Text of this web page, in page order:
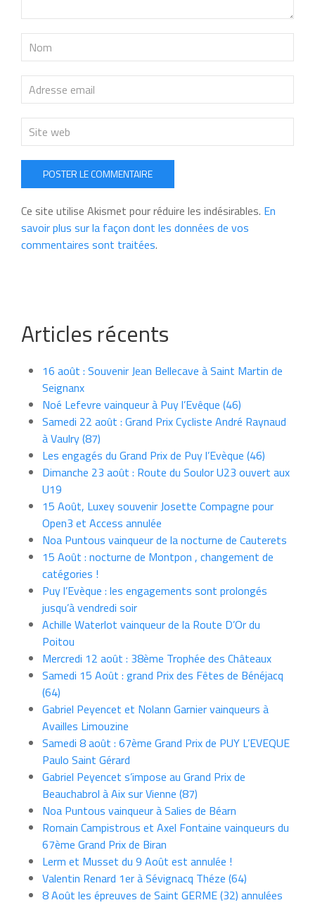
POSTER LE COMMENTAIRE
Ce site utilise Akismet pour réduire les indésirables. En
savoir plus sur la façon dont les données de vos
commentaires sont traitées.
Articles récents
16 août : Souvenir Jean Bellecave à Saint Martin de
Seignanx
Noé Lefevre vainqueur à Puy l’Evêque (46)
Samedi 22 août : Grand Prix Cycliste André Raynaud
à Vaulry (87)
Les engagés du Grand Prix de Puy l’Evèque (46)
Dimanche 23 août : Route du Soulor U23 ouvert aux
U19
15 Août, Luxey souvenir Josette Compagne pour
Open3 et Access annulée
Noa Puntous vainqueur de la nocturne de Cauterets
15 Août : nocturne de Montpon , changement de
catégories !
Puy l’Evèque : les engagements sont prolongés
jusqu’à vendredi soir
Achille Waterlot vainqueur de la Route D’Or du
Poitou
Mercredi 12 août : 38ème Trophée des Châteaux
Samedi 15 Août : grand Prix des Fêtes de Bénéjacq
(64)
Gabriel Peyencet et Nolann Garnier vainqueurs à
Availles Limouzine
Samedi 8 août : 67ème Grand Prix de PUY L’EVEQUE
Paulo Saint Gérard
Gabriel Peyencet s’impose au Grand Prix de
Beauchabrol à Aix sur Vienne (87)
Noa Puntous vainqueur à Salies de Béarn
Romain Campistrous et Axel Fontaine vainqueurs du
67ème Grand Prix de Biran
Lerm et Musset du 9 Août est annulée !
Valentin Renard 1er à Sévignacq Théze (64)
8 Août les épreuves de Saint GERME (32) annulées